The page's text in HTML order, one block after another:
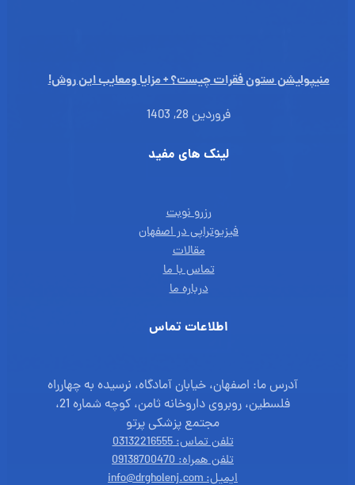
منیپولیشن ستون فقرات چیست؟ + مزایا ومعایب این روش!
فروردین 28, 1403
لینک های مفید
رزرو نوبت
فیزیوتراپی در اصفهان
مقالات
تماس با ما
درباره ما
اطلاعات تماس
آدرس ما: اصفهان، خیابان آمادگاه، نرسیده به چهارراه
فلسطین، روبروی داروخانه ثامن، کوچه شماره 21،
مجتمع پزشکی پرتو
تلفن تماس: 03132216555
تلفن همراه: 09138700470
ایمیل: info@drgholenj.com